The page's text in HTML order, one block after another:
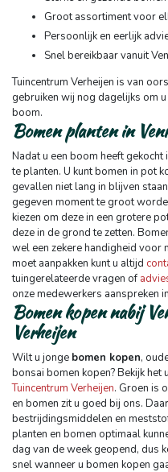
Groot assortiment voor
Persoonlijk en eerlijk
Snel bereikbaar vanuit
Tuincentrum Verheijen is van
gebruiken wij nog dagelijks om
boom.
Bomen planten in
Nadat u een boom heeft gekocht
te planten. U kunt bomen in pot
gevallen niet lang in blijven
gegeven moment te groot
kiezen om deze in een grotere
deze in de grond te zetten.
wel een zekere handigheid voor
moet aanpakken kunt u altijd
tuingerelateerde vragen of
onze medewerkers aanspreken
Bomen kopen nabij
Verheijen
Wilt u jonge bomen kopen,
bonsai bomen kopen? Bekijk
Tuincentrum Verheijen. Groen is
en bomen zit u goed bij ons.
bestrijdingsmiddelen en
planten en bomen optimaal
dag van de week geopend, dus
snel wanneer u bomen kopen